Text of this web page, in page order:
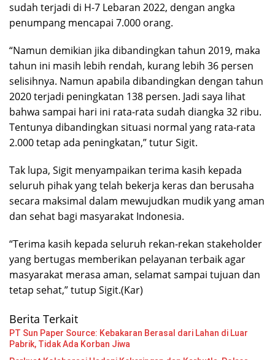
sudah terjadi di H-7 Lebaran 2022, dengan angka
penumpang mencapai 7.000 orang.
“Namun demikian jika dibandingkan tahun 2019, maka
tahun ini masih lebih rendah, kurang lebih 36 persen
selisihnya. Namun apabila dibandingkan dengan tahun
2020 terjadi peningkatan 138 persen. Jadi saya lihat
bahwa sampai hari ini rata-rata sudah diangka 32 ribu.
Tentunya dibandingkan situasi normal yang rata-rata
2.000 tetap ada peningkatan,” tutur Sigit.
Tak lupa, Sigit menyampaikan terima kasih kepada
seluruh pihak yang telah bekerja keras dan berusaha
secara maksimal dalam mewujudkan mudik yang aman
dan sehat bagi masyarakat Indonesia.
“Terima kasih kepada seluruh rekan-rekan stakeholder
yang bertugas memberikan pelayanan terbaik agar
masyarakat merasa aman, selamat sampai tujuan dan
tetap sehat,” tutup Sigit.(Kar)
Berita Terkait
PT Sun Paper Source: Kebakaran Berasal dari Lahan di Luar
Pabrik, Tidak Ada Korban Jiwa